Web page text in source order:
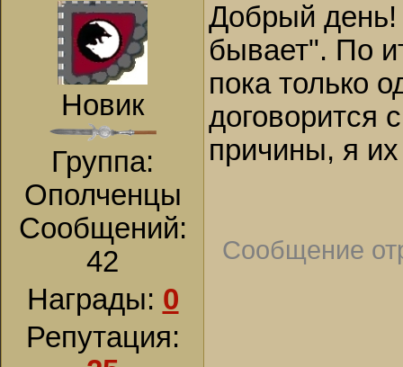
Новик
Группа:
Ополченцы
Сообщений:
42
Награды: 0
Репутация:
Добрый день!
бывает". По
пока только
договорится
причины, я
Сообщение